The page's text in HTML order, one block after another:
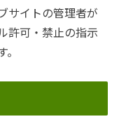
サイトの管理者が
許可・禁止の指示